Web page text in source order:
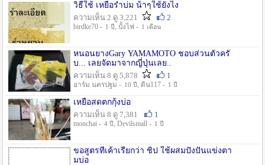
วิธืใช้ เหยื่อรำบ่ม น้าๆใช้ยังไง
ความเห็น 2 ดู 3,221
2
birdke70 - 1 ปี , บั้งไฟ - 1 เดือน
หนอนยางGary YAMAMOTO ชอบส่วนตัวครั
บ... เลยจัดมาจากญี่ปุ่นเลย..
ความเห็น 8 ดู 5,878
1
อาร์ม นครปฐม - 10 ปี , ดิน117 - 1 ปี
เหยื่อสดตกกุ้งบ่อ
ความเห็น 8 ดู 7,381
1
monchai - 4 ปี , Devilsmall - 1 ปี
ขอสูตรที่เค้าเรียกว่า ชิป ใช้ผสมปังปั่นแข่งตา
มบ่อ